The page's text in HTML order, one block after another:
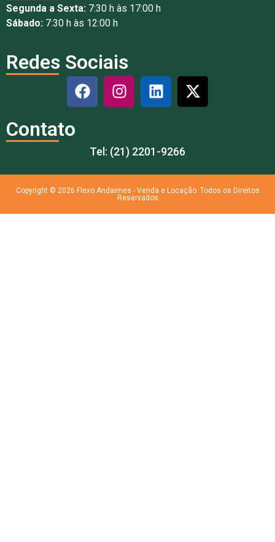
Segunda a Sexta: 7:30 h às 17:00 h
Sábado: 7:30 h às 12:00 h
Redes Sociais
Contato
Tel: (21) 2201-9266
Copyright © 2026 Flexo Andaimes - Venda e Locação. Todos os Direitos
Reservados